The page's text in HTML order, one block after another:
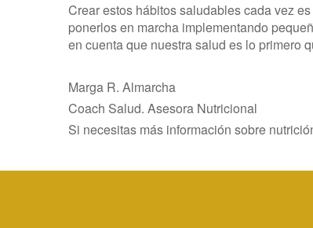
Crear estos hábitos saludables cada vez
ponerlos en marcha implementando
en cuenta que nuestra salud es lo primero
Marga R. Almarcha
Coach Salud. Asesora Nutricional
Si necesitas más información sobre